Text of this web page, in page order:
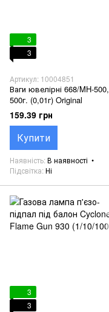
3
3
Артикул: 10004851
Ваги ювелірні 668/MH-500,
500г. (0,01г) Original
159.39 грн
Купити
Наявність В наявності
Підсвітка Ні
3
3